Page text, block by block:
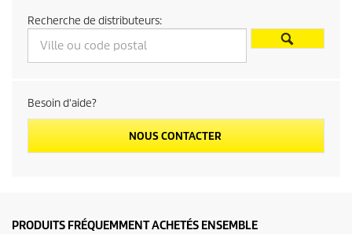
Recherche de distributeurs:
Besoin d'aide?
NOUS CONTACTER
PRODUITS FRÉQUEMMENT ACHETÉS ENSEMBLE